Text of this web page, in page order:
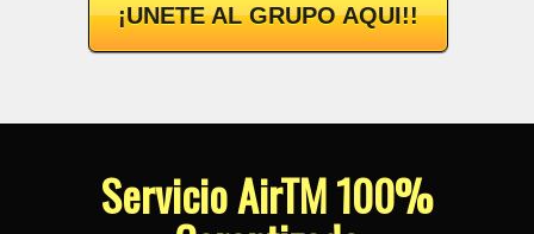
¡UNETE AL GRUPO AQUI!!
Servicio AirTM 100%